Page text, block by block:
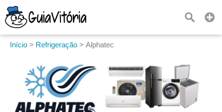
Início > Refrigeração > Alphatec